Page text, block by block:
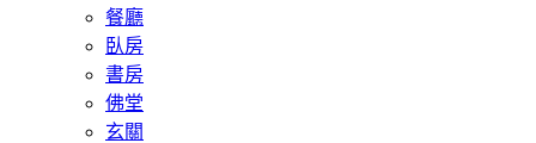
餐廳
臥房
書房
佛堂
玄關